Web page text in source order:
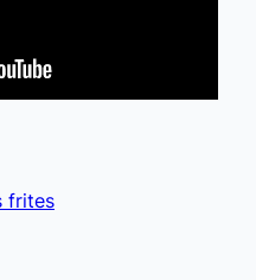
frites